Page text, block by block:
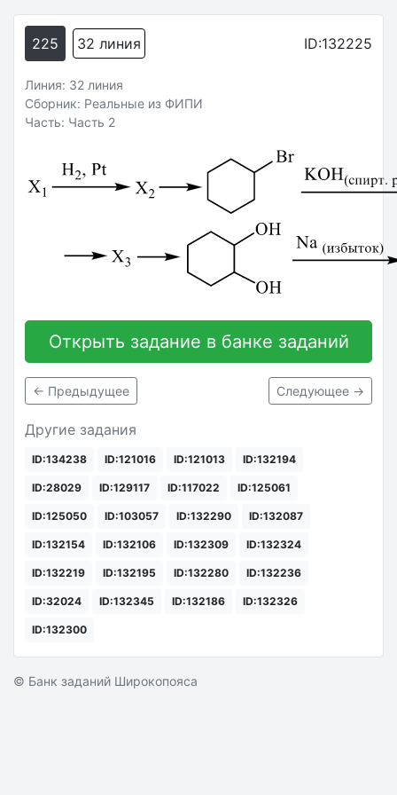
225 32 линия ID:132225
Линия: 32 линия
Сборник: Реальные из ФИПИ
Часть: Часть 2
Открыть задание в банке заданий
← Предыдущее Следующее →
Другие задания
ID:134238 ID:121016 ID:121013 ID:132194
ID:28029 ID:129117 ID:117022 ID:125061
ID:125050 ID:103057 ID:132290 ID:132087
ID:132154 ID:132106 ID:132309 ID:132324
ID:132219 ID:132195 ID:132280 ID:132236
ID:32024 ID:132345 ID:132186 ID:132326
ID:132300
© Банк заданий Широкопояса